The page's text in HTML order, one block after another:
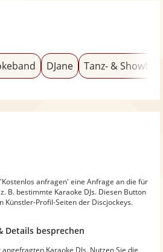
DJane Tanz- &
anfragen' eine Anfrage an die für
B. bestimmte Karaoke DJs. Diesen Button
Künstler-Profil-Seiten der Discjockeys.
Details besprechen
Karaoke DJs. Nutzen Sie die